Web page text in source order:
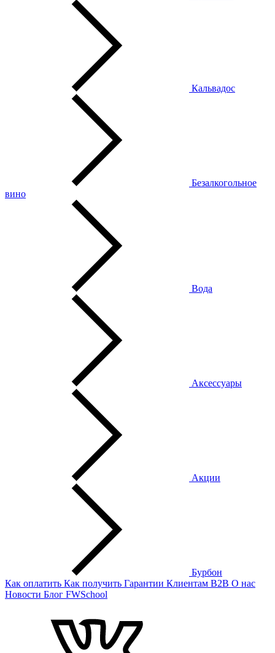
Кальвадос
Безалкогольное
вино
Вода
Аксессуары
Акции
Бурбон
Как оплатить Как получить Гарантии Клиентам B2B О нас
Новости Блог FWSchool